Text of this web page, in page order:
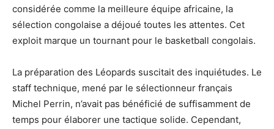
considérée comme la meilleure équipe africaine, la
sélection congolaise a déjoué toutes les attentes. Cet
exploit marque un tournant pour le basketball congolais.
La préparation des Léopards suscitait des inquiétudes. Le
staff technique, mené par le sélectionneur français
Michel Perrin, n’avait pas bénéficié de suffisamment de
temps pour élaborer une tactique solide. Cependant,